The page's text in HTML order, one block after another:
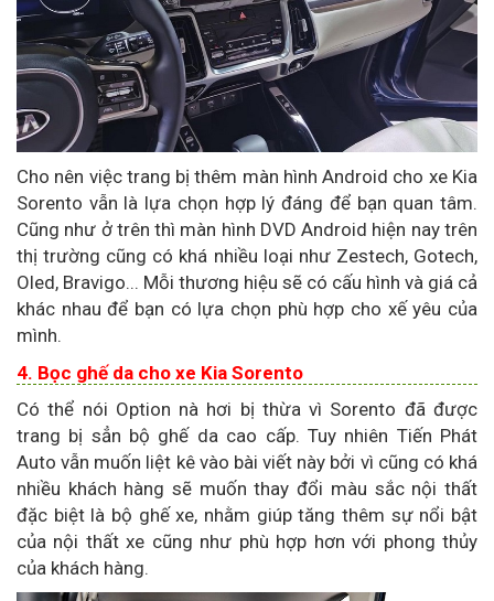
Cho nên việc trang bị thêm màn hình Android cho xe Kia
Sorento vẫn là lựa chọn hợp lý đáng để bạn quan tâm.
Cũng như ở trên thì màn hình DVD Android hiện nay trên
thị trường cũng có khá nhiều loại như Zestech, Gotech,
Oled, Bravigo... Mỗi thương hiệu sẽ có cấu hình và giá cả
khác nhau để bạn có lựa chọn phù hợp cho xế yêu của
mình.
4. Bọc ghế da cho xe Kia Sorento
Có thể nói Option nà hơi bị thừa vì Sorento đã được
trang bị sẳn bộ ghế da cao cấp. Tuy nhiên Tiến Phát
Auto vẫn muốn liệt kê vào bài viết này bởi vì cũng có khá
nhiều khách hàng sẽ muốn thay đổi màu sắc nội thất
đặc biệt là bộ ghế xe, nhằm giúp tăng thêm sự nổi bật
của nội thất xe cũng như phù hợp hơn với phong thủy
của khách hàng.